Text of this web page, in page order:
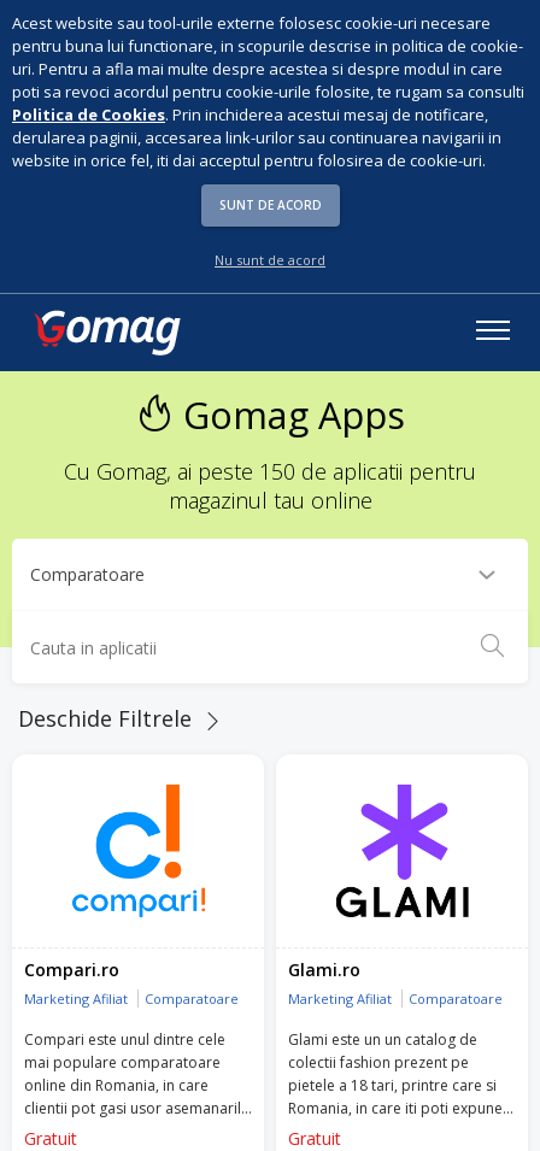
Acest website sau tool-urile externe folosesc cookie-uri necesare
pentru buna lui functionare, in scopurile descrise in politica de cookie-
uri. Pentru a afla mai multe despre acestea si despre modul in care
poti sa revoci acordul pentru cookie-urile folosite, te rugam sa consulti
Politica de Cookies. Prin inchiderea acestui mesaj de notificare,
derularea paginii, accesarea link-urilor sau continuarea navigarii in
website in orice fel, iti dai acceptul pentru folosirea de cookie-uri.
SUNT DE ACORD
Nu sunt de acord
Gomag Apps
Cu Gomag, ai peste 150 de aplicatii pentru
magazinul tau online
Deschide Filtrele
Compari.ro
Marketing Afiliat Comparatoare
Compari este unul dintre cele
mai populare comparatoare
online din Romania, in care
clientii pot gasi usor asemanarile
si deosebirile dintre ofertele a
Gratuit
Glami.ro
Marketing Afiliat Comparatoare
Glami este un un catalog de
colectii fashion prezent pe
pietele a 18 tari, printre care si
Romania, in care iti poti expune
produse din propriul magazin
Gratuit